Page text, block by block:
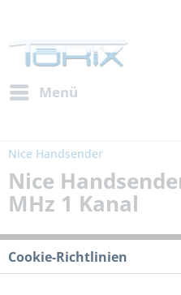
Menü
Nice Handsender
Nice
MHz 1 Kanal
Cookie-Richtlinien